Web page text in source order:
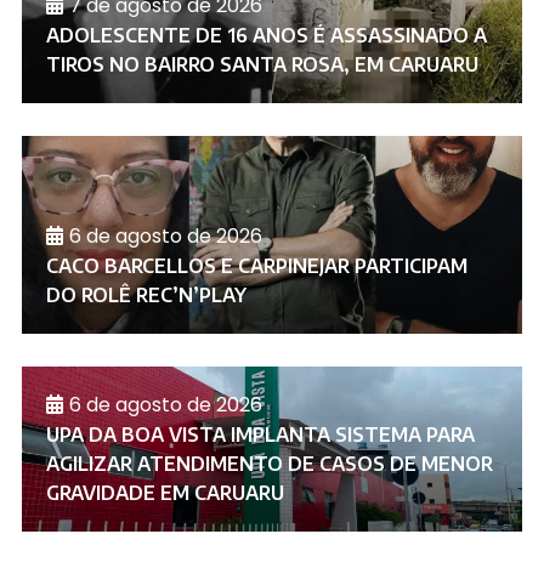
ADOLESCENTE DE 16 ANOS É ASSASSINADO A
TIROS NO BAIRRO SANTA ROSA, EM CARUARU
6 de agosto de 2026
CACO BARCELLOS E CARPINEJAR PARTICIPAM
DO ROLÊ REC’N’PLAY
6 de agosto de 2026
UPA DA BOA VISTA IMPLANTA SISTEMA PARA
AGILIZAR ATENDIMENTO DE CASOS DE MENOR
GRAVIDADE EM CARUARU